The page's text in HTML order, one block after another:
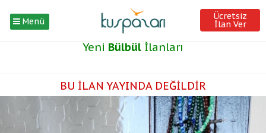
Menü Ücretsiz
İlan Ver
Yeni Bülbül İlanları
BU İLAN YAYINDA DEĞİLDİR